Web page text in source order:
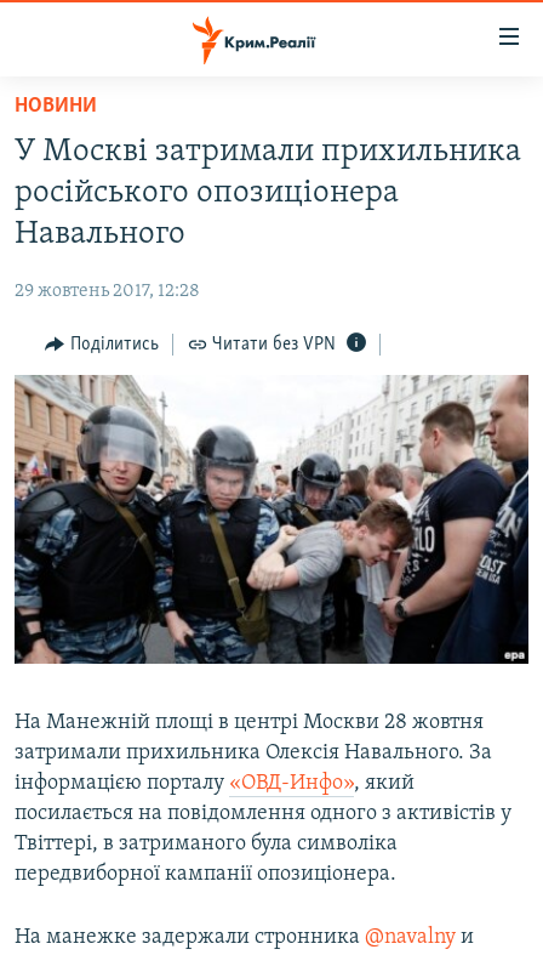
Перейти
основного
матеріалу
Перейти
до
основної
Перейти
до
пошуку
ВІДЕО ТА ФОТО
БЛОГИ
ПОГЛЯД
ІНТЕРВ'Ю
ВСЕ ЗА ДЕНЬ
СПЕЦПРОЕКТИ
ДЕПОРТАЦІЯ
ВІДЕОУРОКИ «ELIFBE»
СВІДЧЕННЯ ОКУПАЦІЇ
УКРАЇНСЬКА ПРОБЛЕМА КРИМУ
ЯК ОБІЙТИ БЛОКУВАННЯ
Русский
Qırımtatar
Усі сайти RFE/RL
НОВИНИ
У Москві затримали прихильника
російського опозиціонера
Навального
29 жовтень 2017, 12:28
Поділитись Читати без VPN
На Манежній площі в центрі Москви 28 жовтня
затримали прихильника Олексія Навального. За
інформацією порталу «ОВД-Инфо», який
посилається на повідомлення одного з активістів у
Твіттері, в затриманого була символіка
передвиборної кампанії опозиціонера.
На манежке задержали стронника @navalny и